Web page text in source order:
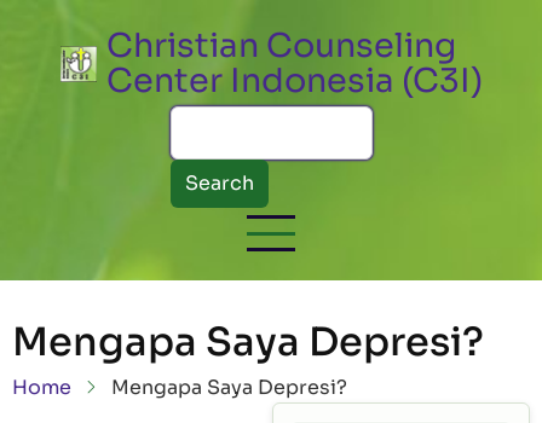
Christian Counseling
Center Indonesia (C3I)
Search
Mengapa Saya Depresi?
Breadcrumb
Home Mengapa Saya Depresi?